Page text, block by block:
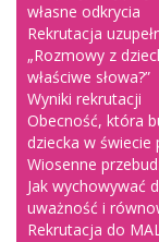
własne odkrycia
Rekrutacja
„Rozmowy z
właściwe słowa?”
Wyniki rekrutacji
Obecność, która
dziecka w świecie
Wiosenne
Jak wychowywać
uważność i
Rekrutacja do